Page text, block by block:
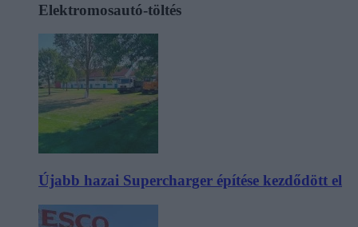
Elektromosautó-töltés
Újabb hazai Supercharger építése kezdődött el